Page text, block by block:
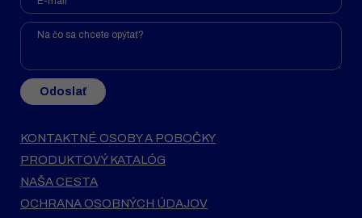
Odoslať
KONTAKTNÉ OSOBY A POBOČKY
PRODUKTOVÝ KATALÓG
NAŠA CESTA
OCHRANA OSOBNÝCH ÚDAJOV